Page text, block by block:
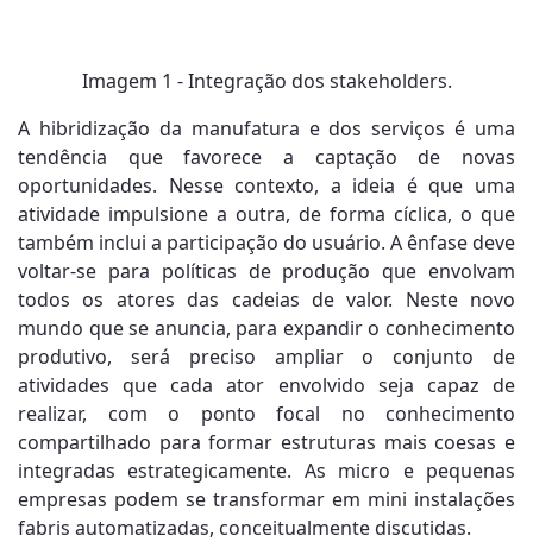
Imagem 1 - Integração dos stakeholders.
A hibridização da manufatura e dos serviços é uma
tendência que favorece a captação de novas
oportunidades. Nesse contexto, a ideia é que uma
atividade impulsione a outra, de forma cíclica, o que
também inclui a participação do usuário. A ênfase deve
voltar-se para políticas de produção que envolvam
todos os atores das cadeias de valor. Neste novo
mundo que se anuncia, para expandir o conhecimento
produtivo, será preciso ampliar o conjunto de
atividades que cada ator envolvido seja capaz de
realizar, com o ponto focal no conhecimento
compartilhado para formar estruturas mais coesas e
integradas estrategicamente. As micro e pequenas
empresas podem se transformar em mini instalações
fabris automatizadas, conceitualmente discutidas.